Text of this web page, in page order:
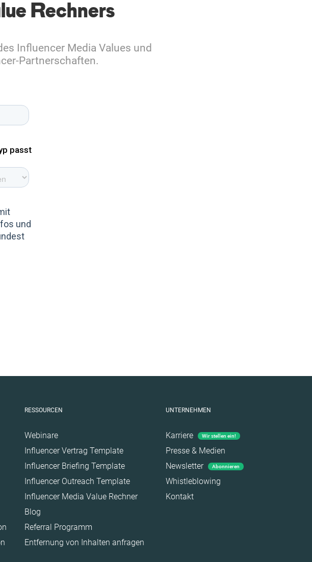
Rechners
Influencer Media Values und
Partnerschaften.
RESSOURCEN
Webinare
Influencer Vertrag Template
Influencer Briefing Template
Influencer Outreach Template
Influencer Media Value Rechner
Blog
Referral Programm
Entfernung von Inhalten anfragen
UNTERNEHMEN
Karriere Wir stellen ein!
Presse & Medien
Newsletter
Abonnieren
Whistleblowing
Kontakt